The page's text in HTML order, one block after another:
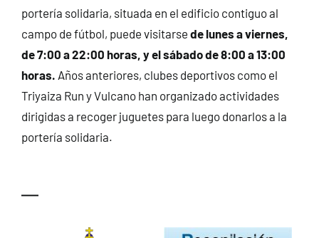
portería solidaria, situada en el edificio contiguo al
campo de fútbol, puede visitarse de lunes a viernes,
de 7:00 a 22:00 horas, y el sábado de 8:00 a 13:00
horas. Años anteriores, clubes deportivos como el
Triyaiza Run y Vulcano han organizado actividades
dirigidas a recoger juguetes para luego donarlos a la
portería solidaria.
—